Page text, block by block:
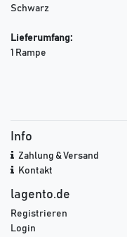
Schwarz
Lieferumfang:
1 Rampe
Info
Zahlung & Versand
Kontakt
lagento.de
Registrieren
Login